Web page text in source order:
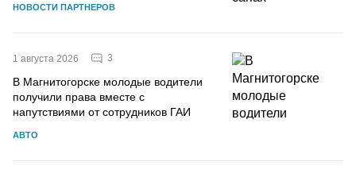
НОВОСТИ ПАРТНЕРОВ
1 августа 2026 3
В Магнитогорске молодые водители
получили права вместе с
напутствиями от сотрудников ГАИ
АВТО